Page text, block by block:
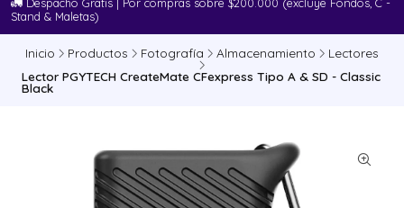
Stand & Maletas)
Inicio Productos Fotografía Almacenamiento
Lectores
Lector PGYTECH CreateMate CFexpress Tipo A & SD - Classic
Black